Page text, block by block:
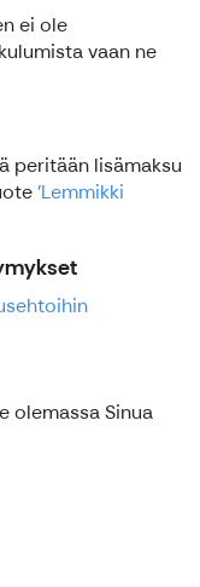
ei ole
vaan ne
peritään lisämaksu
'Lemmikki
olemassa Sinua